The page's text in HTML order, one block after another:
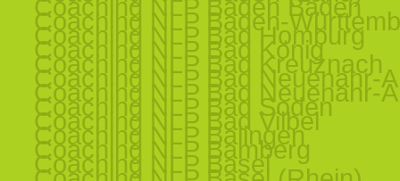
Coaching NLP Baden Baden
Coaching NLP Baden-
Coaching NLP Bad Homburg
Coaching NLP Bad König
Coaching NLP Bad Kreuznach
Coaching NLP Bad Neuenahr-
Coaching NLP Bad Neuenahr-
Coaching NLP Bad Soden
Coaching NLP Bad Vilbel
Coaching NLP Balingen
Coaching NLP Bamberg
Coaching NLP Basel